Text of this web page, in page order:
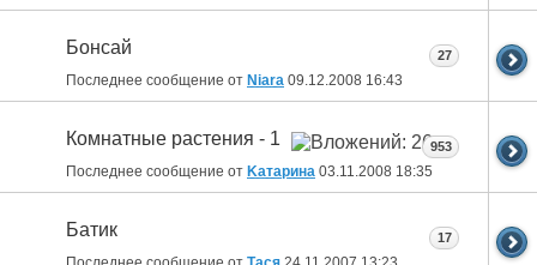
Бонсай
Последнее сообщение от Niara 09.12.2008 16:43
27
Комнатные растения - 1
Последнее сообщение от Kатарина 03.11.2008 18:35
953
Батик 17